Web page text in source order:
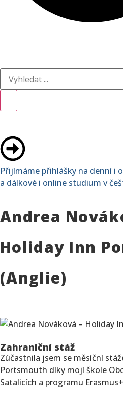
Přijímáme přihlášky na denní i
a dálkové i online studium v
Andrea
Holiday Inn
(Anglie)
Zahraniční stáž
Zúčastnila jsem se měsíční
Portsmouth díky mojí škole
Satalicích a programu